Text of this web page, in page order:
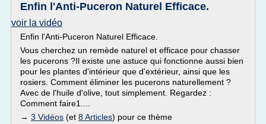
Enfin l'Anti-Puceron Naturel Efficace.
voir la vidéo
Enfin l'Anti-Puceron Naturel Efficace.
Vous cherchez un remède naturel et efficace pour chasser
les pucerons ?Il existe une astuce qui fonctionne aussi bien
pour les plantes d'intérieur que d'extérieur, ainsi que les
rosiers. Comment éliminer les pucerons naturellement ?
Avec de l'huile d'olive, tout simplement. Regardez :
Comment faire1....
→ 3 Vidéos (et 8 Articles) pour ce thème